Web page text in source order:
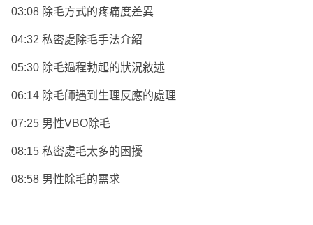
03:08 除毛方式的疼痛度差異
04:32 私密處除毛手法介紹
05:30 除毛過程勃起的狀況敘述
06:14 除毛師遇到生理反應的處理
07:25 男性VBO除毛
08:15 私密處毛太多的困擾
08:58 男性除毛的需求